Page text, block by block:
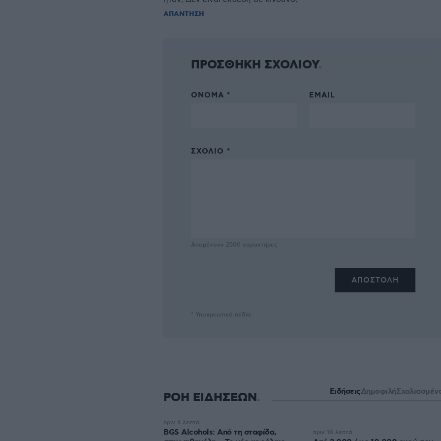
ΑΠΑΝΤΗΣΗ
ΠΡΟΣΘΗΚΗ ΣΧΟΛΙΟΥ
ΌΝΟΜΑ * EMAIL
ΣΧΌΛΙΟ *
Απομένουν 2500 χαρακτήρες
* Υποχρεωτικά πεδία
ΡΟΗ ΕΙΔΗΣΕΩΝ ΕιδήσειςΔημοφιλή
BGS Alcohols: Από τη σταφίδα,
πριν 6 λεπτά
πριν 18 λεπτά